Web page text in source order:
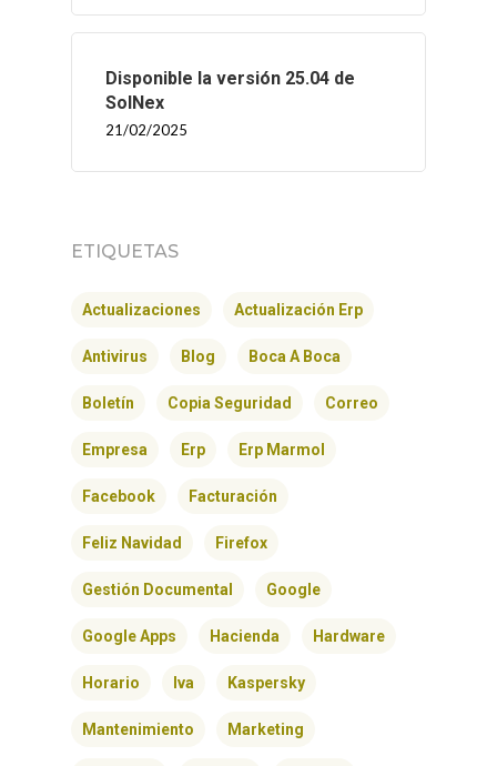
Disponible la versión 25.04 de
SolNex
21/02/2025
ETIQUETAS
Actualizaciones Actualización Erp
Antivirus Blog Boca A Boca
Boletín Copia Seguridad Correo
Empresa Erp Erp Marmol
Facebook Facturación
Feliz Navidad Firefox
Gestión Documental Google
Google Apps Hacienda Hardware
Horario Iva Kaspersky
Mantenimiento Marketing